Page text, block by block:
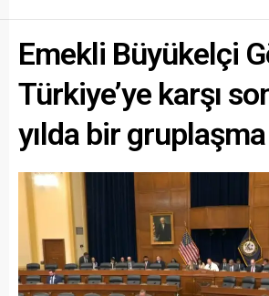
Emekli Büyükelçi
Türkiye’ye karşı
yılda bir